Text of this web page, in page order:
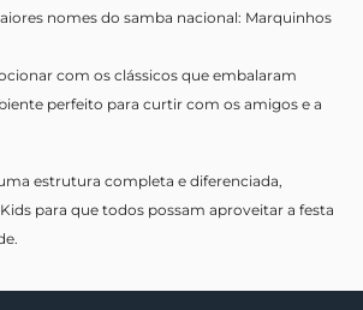
nomes do samba nacional: Marquinhos
com os clássicos que embalaram
perfeito para curtir com os amigos e a
estrutura completa e diferenciada,
para que todos possam aproveitar a festa